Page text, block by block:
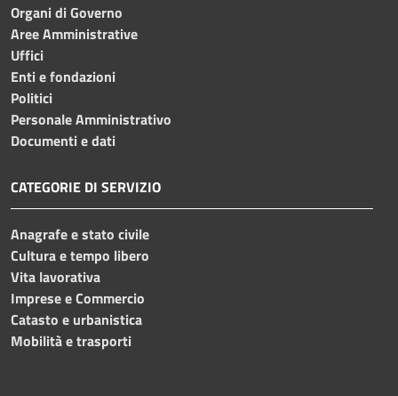
Organi di Governo
Aree Amministrative
Uffici
Enti e fondazioni
Politici
Personale Amministrativo
Documenti e dati
CATEGORIE DI SERVIZIO
Anagrafe e stato civile
Cultura e tempo libero
Vita lavorativa
Imprese e Commercio
Catasto e urbanistica
Mobilità e trasporti